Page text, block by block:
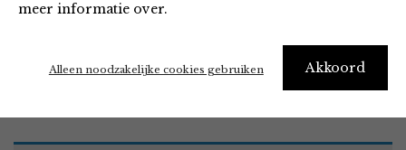
meer informatie over.
Akkoord
Alleen noodzakelijke cookies gebruiken
Home Winkel Accessoires Must Haves